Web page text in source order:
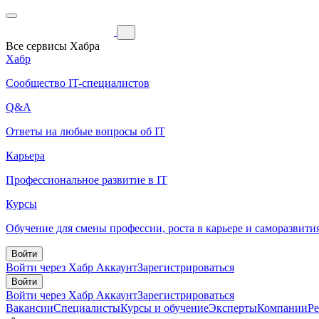
Все сервисы Хабра
Хабр
Сообщество IT-специалистов
Q&A
Ответы на любые вопросы об IT
Карьера
Профессиональное развитие в IT
Курсы
Обучение для смены профессии, роста в карьере и
Войти
Войти через Хабр АккаунтЗарегистрироваться
Войти
Войти через Хабр АккаунтЗарегистрироваться
ВакансииСпециалистыКурсы и обучениеЭкспертыКомпании